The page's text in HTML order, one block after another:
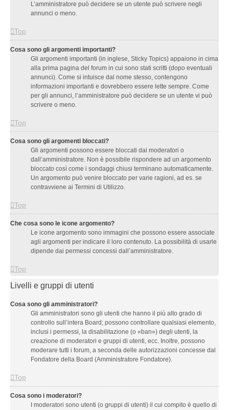
L’amministratore può decidere se un utente può scrivere negli
annunci o meno.
Top
Cosa sono gli argomenti importanti?
Gli argomenti importanti (in inglese, Sticky Topics) appaiono in cima
alla prima pagina del forum in cui sono stati scritti (dopo eventuali
annunci). Come si intuisce dal nome stesso, contengono
informazioni importanti e dovrebbero essere lette sempre. Come
per gli annunci, l’amministratore può decidere se un utente vi può
scrivere o meno.
Top
Cosa sono gli argomenti bloccati?
Gli argomenti possono essere bloccati dai moderatori o
dall’amministratore. Non è possibile rispondere ad un argomento
bloccato così come i sondaggi chiusi terminano automaticamente.
Un argomento può venire bloccato per varie ragioni, ad es. se
contravviene ai Termini di Utilizzo.
Top
Che cosa sono le icone argomento?
Le icone argomento sono immagini che possono essere associate
agli argomenti per indicare il loro contenuto. La possibilità di usarle
dipende dai permessi concessi dall’amministratore.
Top
Livelli e gruppi di utenti
Cosa sono gli amministratori?
Gli amministratori sono gli utenti che hanno il più alto grado di
controllo sull’intera Board; possono controllare qualsiasi elemento,
inclusi i permessi, la disabilitazione (o «ban») degli utenti, la
creazione di moderatori e gruppi di utenti, ecc. Inoltre, possono
moderare tutti i forum, a seconda delle autorizzazioni concesse dal
Fondatore della Board (Amministratore Fondatore).
Top
Cosa sono i moderatori?
I moderatori sono utenti (o gruppi di utenti) il cui compito è quello di